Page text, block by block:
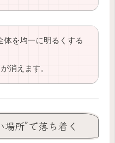
体を均一に明るくする
消えます。
所”で落ち着く